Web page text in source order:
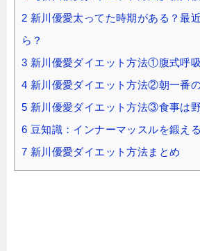
2 新川優愛太ってた時期がある？最
ら？
3 新川優愛ダイエット方法①腹式呼吸
4 新川優愛ダイエット方法②朝一番
5 新川優愛ダイエット方法③食事は
6 豆知識：インナーマッスルを鍛え
7 新川優愛ダイエット方法まとめ